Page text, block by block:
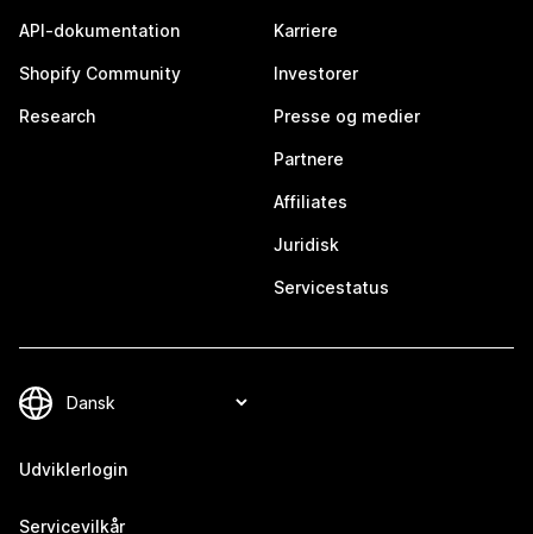
API-dokumentation
Shopify Community
Research
Karriere
Investorer
Presse og medier
Partnere
Affiliates
Juridisk
Servicestatus
Udviklerlogin
Servicevilkår